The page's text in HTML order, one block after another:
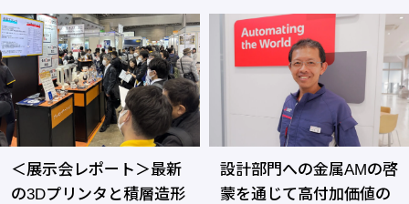
＜展示会レポート＞最新
の3Dプリンタと積層造形
設計部門への金属AMの啓
蒙を通じて高付加価値の